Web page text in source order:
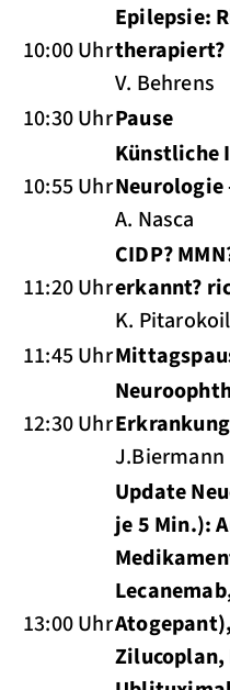
10:00 Uhr
Epilepsie:
therapiert?
V. Behrens
10:30 UhrPause
10:55 Uhr
Künstliche
A. Nasca
11:20 Uhr
CIDP?
erkannt?
K.
11:45 Uhr
12:30 Uhr
J.Biermann
13:00 Uhr
Update
je 5 Min.):